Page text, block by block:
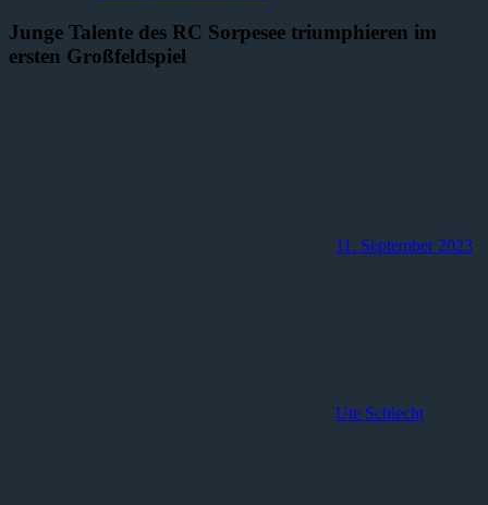
Junge Talente des RC Sorpesee triumphieren im
ersten Großfeldspiel
11. September 2023
Ute Schlecht